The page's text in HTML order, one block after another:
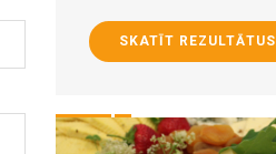
SKATĪT REZULTĀTUS